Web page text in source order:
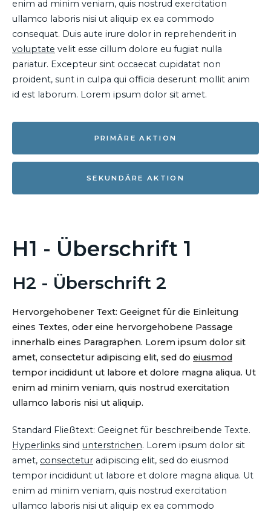
enim ad minim veniam, quis nostrud exercitation
ullamco laboris nisi ut aliquip ex ea commodo
consequat. Duis aute irure dolor in reprehenderit in
voluptate velit esse cillum dolore eu fugiat nulla
pariatur. Excepteur sint occaecat cupidatat non
proident, sunt in culpa qui officia deserunt mollit anim
id est laborum. Lorem ipsum dolor sit amet.
PRIMÄRE AKTION
SEKUNDÄRE AKTION
H1 - Überschrift 1
H2 - Überschrift 2
Hervorgehobener Text: Geeignet für die Einleitung
eines Textes, oder eine hervorgehobene Passage
innerhalb eines Paragraphen. Lorem ipsum dolor sit
amet, consectetur adipiscing elit, sed do eiusmod
tempor incididunt ut labore et dolore magna aliqua. Ut
enim ad minim veniam, quis nostrud exercitation
ullamco laboris nisi ut aliquip.
Standard Fließtext: Geeignet für beschreibende Texte.
Hyperlinks sind unterstrichen. Lorem ipsum dolor sit
amet, consectetur adipiscing elit, sed do eiusmod
tempor incididunt ut labore et dolore magna aliqua. Ut
enim ad minim veniam, quis nostrud exercitation
ullamco laboris nisi ut aliquip ex ea commodo